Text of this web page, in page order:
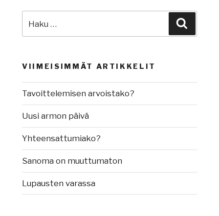
VIIMEISIMMÄT ARTIKKELIT
Tavoittelemisen arvoistako?
Uusi armon päivä
Yhteensattumiako?
Sanoma on muuttumaton
Lupausten varassa